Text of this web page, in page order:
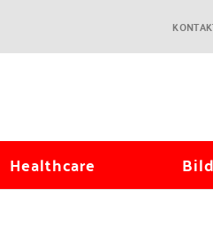
Healthcare